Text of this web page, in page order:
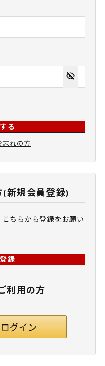
る
忘れの方
新規会員登録)
ちらから登録をお願い
録
利用の方